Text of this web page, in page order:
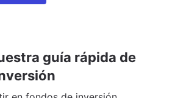
guía rápida de